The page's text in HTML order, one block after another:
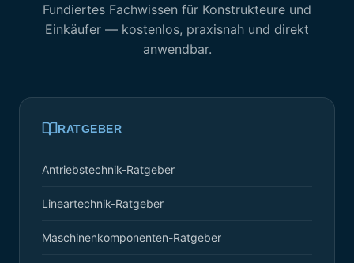
Fundiertes Fachwissen für Konstrukteure und
Einkäufer — kostenlos, praxisnah und direkt
anwendbar.
RATGEBER
Antriebstechnik-Ratgeber
Lineartechnik-Ratgeber
Maschinenkomponenten-Ratgeber